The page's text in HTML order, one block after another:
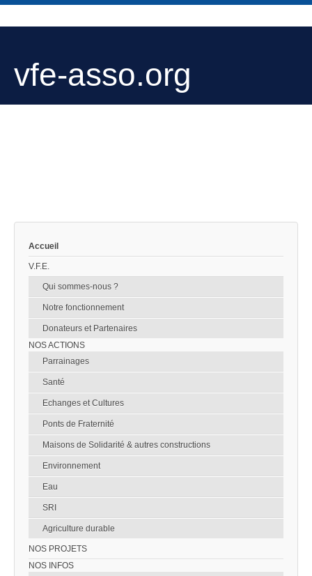
vfe-asso.org
Accueil
V.F.E.
Qui sommes-nous ?
Notre fonctionnement
Donateurs et Partenaires
NOS ACTIONS
Parrainages
Santé
Echanges et Cultures
Ponts de Fraternité
Maisons de Solidarité & autres constructions
Environnement
Eau
SRI
Agriculture durable
NOS PROJETS
NOS INFOS